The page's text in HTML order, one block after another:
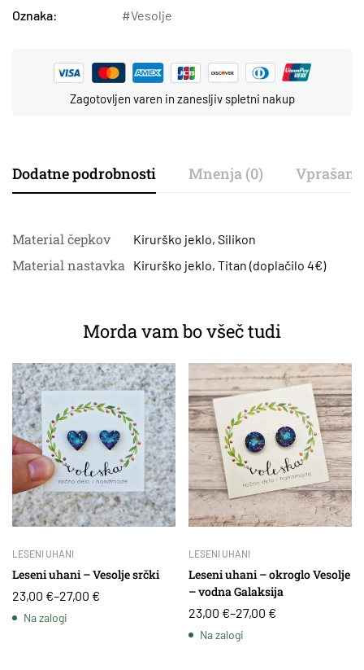
Oznaka: Vesolje
Zagotovljen varen in zanesljiv spletni nakup
Dodatne podrobnosti Mnenja (0)
Material čepkov Kirurško jeklo, Silikon
Material nastavka Kirurško jeklo, Titan (doplačilo 4€)
Morda vam bo všeč tudi
LESENI UHANI
Leseni uhani – Vesolje srčki
23,00 €–27,00 €
Na zalogi
LESENI UHANI
Leseni uhani – okroglo Vesolje
– vodna Galaksija
23,00 €–27,00 €
Na zalogi